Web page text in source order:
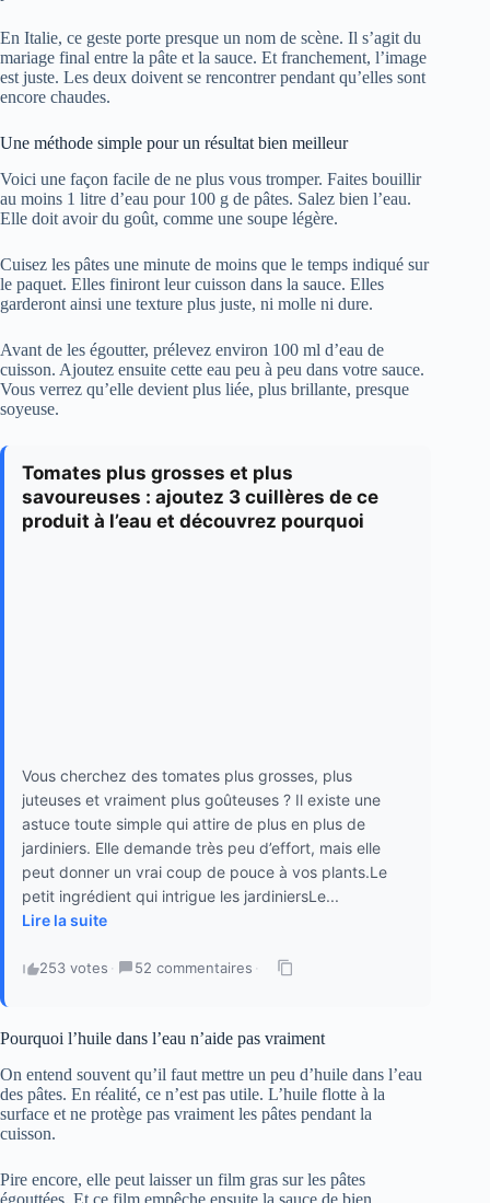
En Italie, ce geste porte presque un nom de scène. Il s’agit du
mariage final entre la pâte et la sauce. Et franchement, l’image
est juste. Les deux doivent se rencontrer pendant qu’elles sont
encore chaudes.
Une méthode simple pour un résultat bien meilleur
Voici une façon facile de ne plus vous tromper. Faites bouillir
au moins 1 litre d’eau pour 100 g de pâtes. Salez bien l’eau.
Elle doit avoir du goût, comme une soupe légère.
Cuisez les pâtes une minute de moins que le temps indiqué sur
le paquet. Elles finiront leur cuisson dans la sauce. Elles
garderont ainsi une texture plus juste, ni molle ni dure.
Avant de les égoutter, prélevez environ 100 ml d’eau de
cuisson. Ajoutez ensuite cette eau peu à peu dans votre sauce.
Vous verrez qu’elle devient plus liée, plus brillante, presque
soyeuse.
Tomates plus grosses et plus
savoureuses : ajoutez 3 cuillères de ce
produit à l’eau et découvrez pourquoi
Vous cherchez des tomates plus grosses, plus
juteuses et vraiment plus goûteuses ? Il existe une
astuce toute simple qui attire de plus en plus de
jardiniers. Elle demande très peu d’effort, mais elle
peut donner un vrai coup de pouce à vos plants.Le
petit ingrédient qui intrigue les jardiniersLe...
Lire la suite
253 votes · 52 commentaires ·
Pourquoi l’huile dans l’eau n’aide pas vraiment
On entend souvent qu’il faut mettre un peu d’huile dans l’eau
des pâtes. En réalité, ce n’est pas utile. L’huile flotte à la
surface et ne protège pas vraiment les pâtes pendant la
cuisson.
Pire encore, elle peut laisser un film gras sur les pâtes
égouttées. Et ce film empêche ensuite la sauce de bien